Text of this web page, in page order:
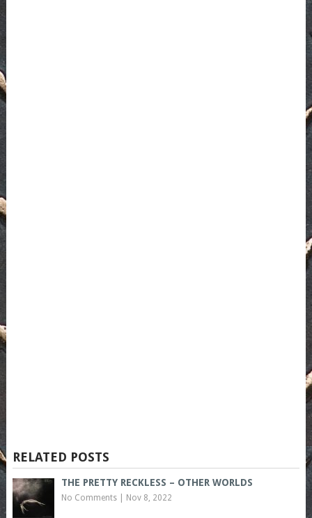
RELATED POSTS
THE PRETTY RECKLESS – OTHER WORLDS
No Comments| Nov 8, 2022